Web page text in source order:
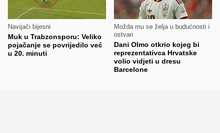
Navijači bijesni
Muk u Trabzonsporu: Veliko
pojačanje se povrijedilo već
u 20. minuti
Možda mu se želja u budućnosti i
ostvari
Dani Olmo otkrio kojeg bi
reprezentativca Hrvatske
volio vidjeti u dresu
Barcelone